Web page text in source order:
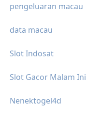
pengeluaran macau
data macau
Slot Indosat
Slot Gacor Malam Ini
Nenektogel4d